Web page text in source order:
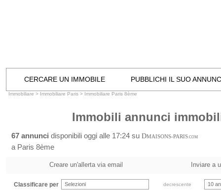
CERCARE UN IMMOBILE PUBBLICHI IL SUO
Immobiliare > Immobiliare Paris > Immobiliare Paris 8ème
Immobili annunci
67 annunci disponibili oggi alle 17:24 su DMAISONS-PARIS.COM
a Paris 8ème
Creare un'allerta via email Inviare a
Classificare per Selezioni decrescente 10